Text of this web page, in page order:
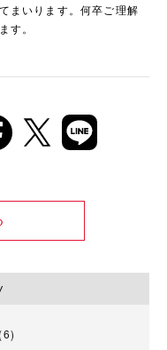
まいります。何卒ご理解
す。
(6)